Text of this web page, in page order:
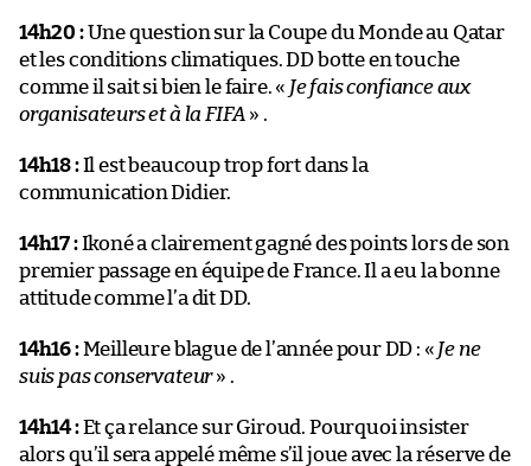
14h20 :Une question sur la Coupe du Monde au Qatar
et les conditions climatiques. DD botte en touche
comme il sait si bien le faire. « Je fais confiance aux
organisateurs et à la FIFA » .
14h18 :Il est beaucoup trop fort dans la
communication Didier.
14h17 :Ikoné a clairement gagné des points lors de son
premier passage en équipe de France. Il a eu la bonne
attitude comme l’a dit DD.
14h16 :Meilleure blague de l’année pour DD : « Je ne
suis pas conservateur» .
14h14 :Et ça relance sur Giroud. Pourquoi insister
alors qu’il sera appelé même s’il joue avec la réserve de